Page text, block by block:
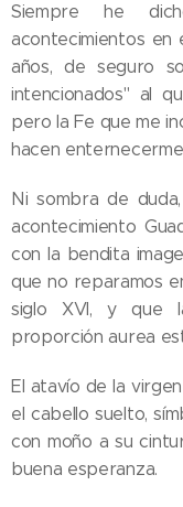
Siempre he
acontecimientos
años, de seguro
intencionados" al
pero la Fe que me
hacen
Ni sombra de
acontecimiento
con la bendita
que no reparamos
siglo XVI, y que
proporción aurea
El atavío de la
el cabello suelto,
con moño a su
buena esperanza.